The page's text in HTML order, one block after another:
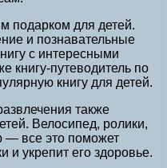
подарком для детей.
и познавательные
с интересными
книгу-путеводитель по
книгу для детей.
также
Велосипед, ролики,
— все это поможет
и укрепит его здоровье.